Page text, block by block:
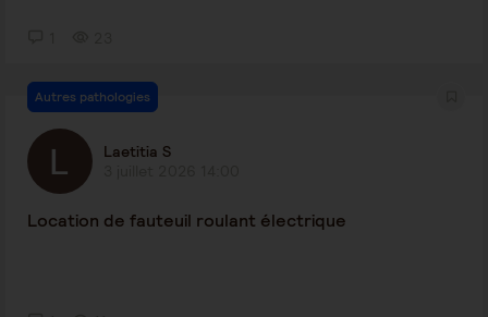
Autres pathologies
Laetitia S
Location de fauteuil roulant électrique